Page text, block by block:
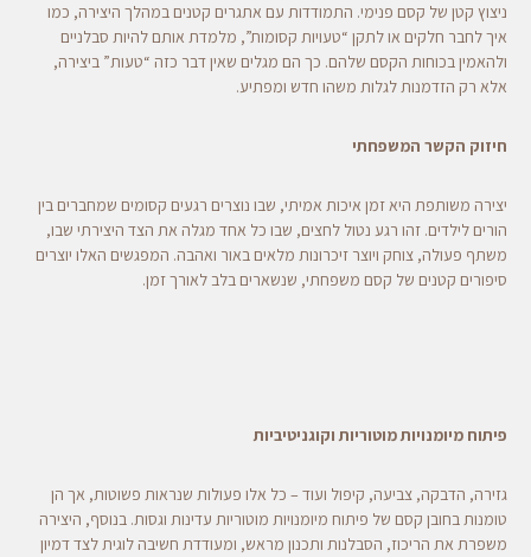
ניצוץ קטן של קסם פנימי. התמודדות עם אתגרים קטנים במהלך היצירה, כמו
איך לחבר חלקים או לתקן “טעויות קסומות”, מלמדת אותם להיות סבלניים
ולהאמין בכוחות הקסם שלהם. כך הם מגלים שאין דבר כזה “טעות” ביצירה,
אלא רק הזדמנות לגלות משהו חדש ומפתיע.
חיזוק הקשר המשפחתי
יצירה משותפת היא זמן איכות אמיתי, שבו נוצרים רגעים קסומים שמחברים בין
הורים לילדים. זהו רגע נטול לחצים, שבו כל אחד מגלה את הצד היצירתי שבו,
משתף פעולה, צוחק ויוצר זיכרונות מלאים באור ואהבה. המפגשים האלו יוצרים
סיפורים קטנים של קסם משפחתי, שנשארים בלב לאורך זמן.
פיתוח מיומנויות מוטוריות וקוגניטיביות
גזירה, הדבקה, צביעה, קיפול ועוד – כל אלו פעולות שנראות פשוטות, אך הן
טומנות בחובן קסם של פיתוח מיומנויות מוטוריות עדינות וגסות. בנוסף, היצירה
משפרת את הריכוז, הסבלנות ותכנון מראש, ומעודדת חשיבה לוגית לצד דמיון